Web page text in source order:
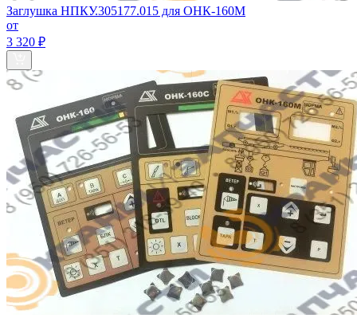
Заглушка НПКУ.305177.015 для ОНК-160М
от
3 320 ₽